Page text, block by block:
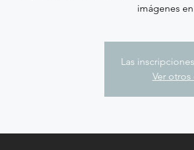
imágenes
Las
Ver otros